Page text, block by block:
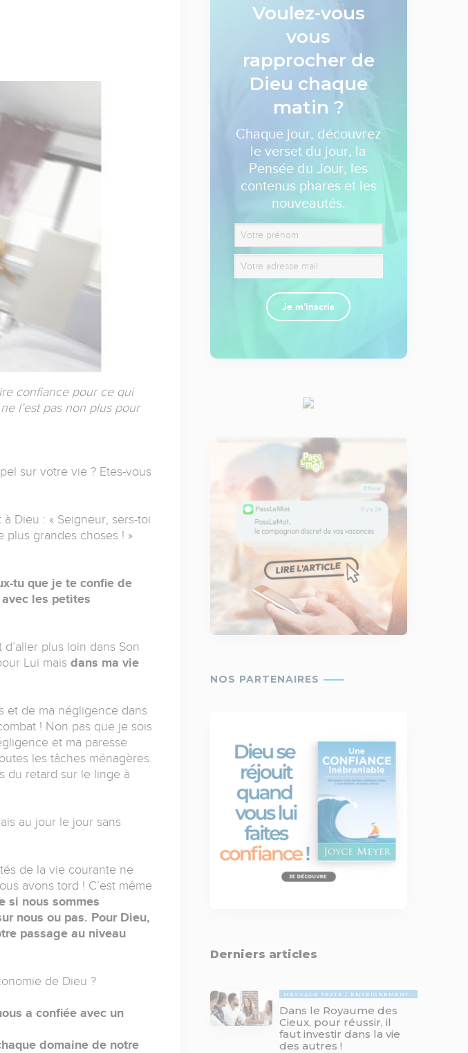
confiance pour ce qui
l’est pas non plus pour
sur votre vie ? Etes-vous
Dieu : « Seigneur, sers-toi
plus grandes choses ! »
tu que je te confie de
les petites
plus loin dans Son
Lui mais dans ma vie
et de ma négligence dans
! Non pas que je sois
et ma paresse
les tâches ménagères.
du retard sur le linge à
au jour le jour sans
de la vie courante ne
avons tord ! C’est même
si nous sommes
nous ou pas. Pour Dieu,
passage au niveau
de Dieu ?
a confiée avec un
domaine de notre
Voulez-vous
vous
rapprocher de
Dieu chaque
matin ?
Chaque jour, découvrez
le verset du jour, la
Pensée du Jour, les
contenus phares et les
nouveautés.
Je m'inscris
Derniers articles
MESSAGE TEXTE ENSEIGNEMENTS BIBLIQUES
Dans le Royaume des
Cieux, pour réussir, il
faut investir dans la vie
des autres !